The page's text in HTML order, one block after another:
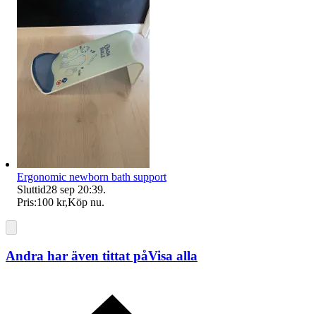
Ergonomic newborn bath support
Sluttid28 sep 20:39.
Pris:100 kr,Köp nu.
Andra har även tittat påVisa alla